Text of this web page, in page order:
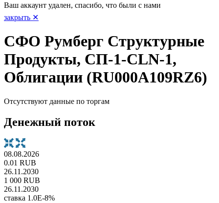
Ваш аккаунт удален, спасибо, что были с нами
закрыть ✕
СФО Румберг Структурные
Продукты, СП-1-CLN-1,
Облигации (RU000A109RZ6)
Отсутствуют данные по торгам
Денежный поток
08.08.2026
0.01 RUB
26.11.2030
1 000 RUB
26.11.2030
ставка 1.0E-8%